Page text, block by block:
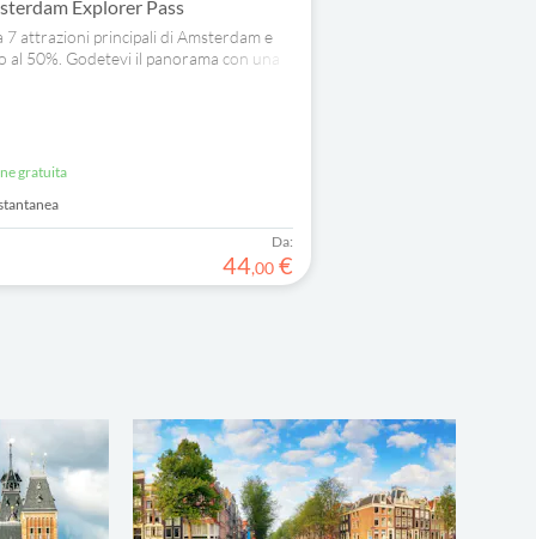
Explorer Pass
7 attrazioni principali di Amsterdam e
al 50%. Godetevi il panorama con una
gratuita
Da:
44,00 €